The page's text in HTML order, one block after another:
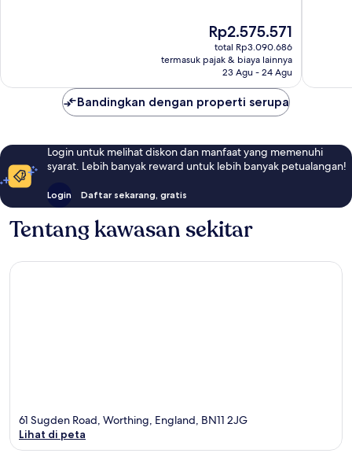
Harga
sekarang
Rp2.575.571
Rp2.575.571
total Rp3.090.686
termasuk pajak & biaya lainnya
23 Agu - 24 Agu
Bandingkan dengan properti serupa
Login untuk melihat diskon dan manfaat yang memenuhi
syarat. Lebih banyak reward untuk lebih banyak petualangan!
Login Daftar sekarang, gratis
Tentang kawasan sekitar
61 Sugden Road, Worthing, England, BN11 2JG
Lihat di peta